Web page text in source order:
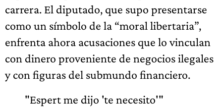
carrera. El diputado, que supo presentarse
como un símbolo de la “moral libertaria”,
enfrenta ahora acusaciones que lo vinculan
con dinero proveniente de negocios ilegales
y con figuras del submundo financiero.
"Espert me dijo 'te necesito'"